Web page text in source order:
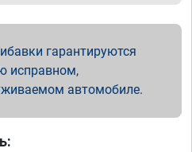
гарантируются
исправном,
автомобиле.